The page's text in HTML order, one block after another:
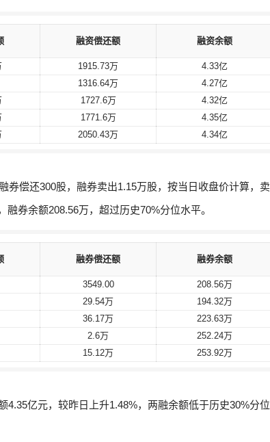
融资偿还额 融资余额
1915.73万
4.33亿
1316.64万
4.27亿
1727.6万
4.32亿
1771.6万
4.35亿
2050.43万 4.34亿
融资偿还额 融资余额
1915.73万
4.33亿
1316.64万
4.27亿
1727.6万
4.32亿
1771.6万
4.35亿
2050.43万 4.34亿
券偿还300股，融券卖出1.15万股，按当日收盘价计算，卖
券余额208.56万，超过历史70%分位水平。
融券偿还额 融券余额
3549.00
208.56万
29.54万
194.32万
36.17万
223.63万
2.6万
252.24万
15.12万 253.92万
融券偿还额 融券余额
3549.00
208.56万
29.54万
194.32万
36.17万
223.63万
2.6万
252.24万
15.12万 253.92万
4.35亿元，较昨日上升1.48%，两融余额低于历史30%分位